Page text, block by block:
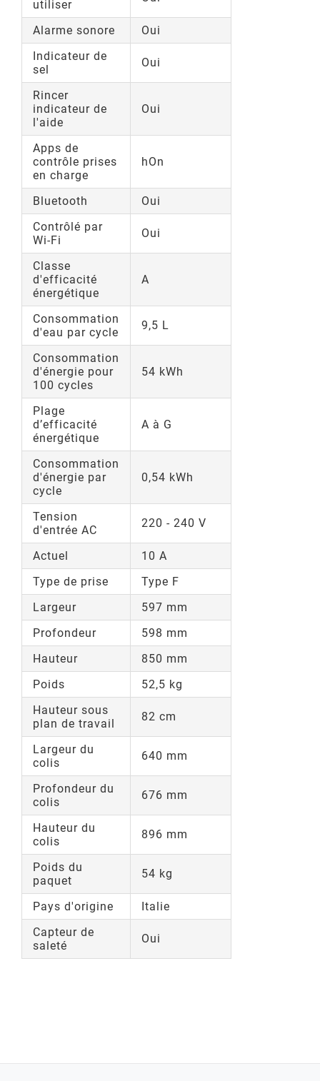
utiliser
Alarme sonore
Oui
Indicateur de
sel
Oui
Rincer
indicateur de
l'aide
Oui
Apps de
contrôle prises
en charge
hOn
Bluetooth
Oui
Contrôlé par
Wi-Fi
Oui
Classe
d'efficacité
énergétique
A
Consommation
d'eau par cycle
9,5 L
Consommation
d'énergie pour
100 cycles
54 kWh
Plage
d’efficacité
énergétique
A à G
Consommation
d'énergie par
cycle
0,54 kWh
Tension
d'entrée AC
220 - 240 V
Actuel
10 A
Type de prise
Type F
Largeur
597 mm
Profondeur
598 mm
Hauteur
850 mm
Poids
52,5 kg
Hauteur sous
plan de travail
82 cm
Largeur du
colis
640 mm
Profondeur du
colis
676 mm
Hauteur du
colis
896 mm
Poids du
paquet
54 kg
Pays d'origine
Italie
Capteur de
saleté
Oui